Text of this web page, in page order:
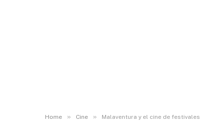
Home » Cine » Malaventura y el cine de festivales